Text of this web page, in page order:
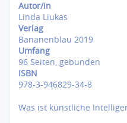
Autor/in
Linda Liukas
Verlag
Bananenblau 2019
Umfang
96 Seiten, gebunden
ISBN
978-3-946829-34-8
Was ist künstliche